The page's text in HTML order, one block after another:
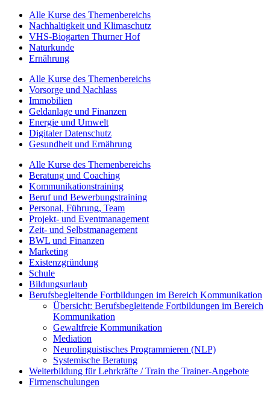
Alle Kurse des Themenbereichs
Nachhaltigkeit und Klimaschutz
VHS-Biogarten Thurner Hof
Naturkunde
Ernährung
Alle Kurse des Themenbereichs
Vorsorge und Nachlass
Immobilien
Geldanlage und Finanzen
Energie und Umwelt
Digitaler Datenschutz
Gesundheit und Ernährung
Alle Kurse des Themenbereichs
Beratung und Coaching
Kommunikationstraining
Beruf und Bewerbungstraining
Personal, Führung, Team
Projekt- und Eventmanagement
Zeit- und Selbstmanagement
BWL und Finanzen
Marketing
Existenzgründung
Schule
Bildungsurlaub
Berufsbegleitende Fortbildungen im Bereich Kommunikation
Übersicht: Berufsbegleitende Fortbildungen im Bereich
Kommunikation
Gewaltfreie Kommunikation
Mediation
Neurolinguistisches Programmieren (NLP)
Systemische Beratung
Weiterbildung für Lehrkräfte / Train the Trainer-Angebote
Firmenschulungen